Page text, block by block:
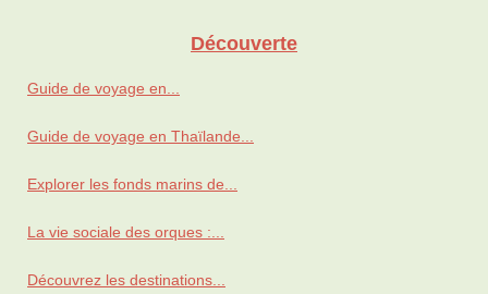
Découverte
Guide de voyage en...
Guide de voyage en Thaïlande...
Explorer les fonds marins de...
La vie sociale des orques :...
Découvrez les destinations...